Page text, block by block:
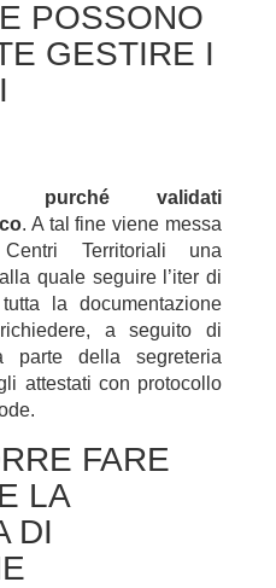
POSSONO
GESTIRE I
purché validati
. A tal fine viene messa
Territoriali una
quale seguire l’iter di
la documentazione
a seguito di
parte della segreteria
attestati con protocollo
FARE
LA
DI